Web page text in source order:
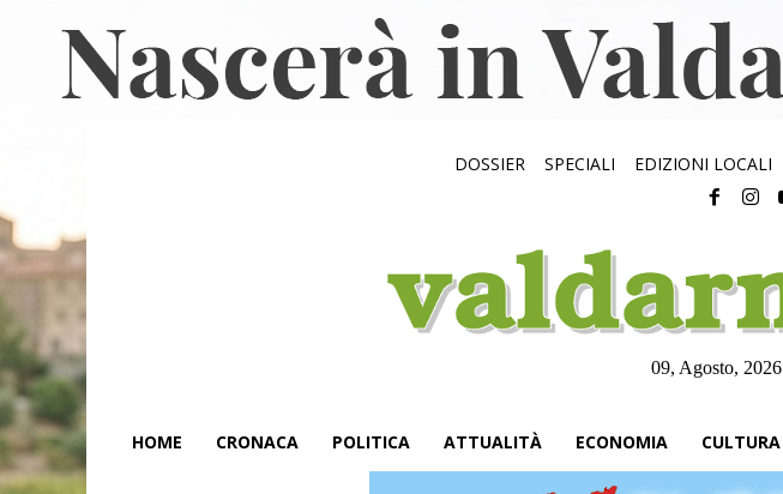
DOSSIER SPECIALI EDIZIONI LOCALI
09, Agosto, 2026
HOME CRONACA POLITICA ATTUALITÀ ECONOMIA CULTURA